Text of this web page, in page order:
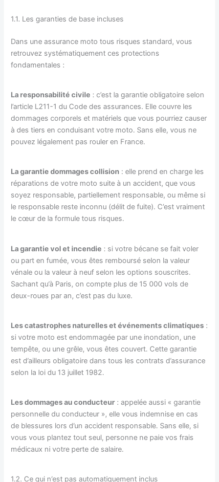
1.1. Les garanties de base incluses
Dans une assurance moto tous risques standard, vous
retrouvez systématiquement ces protections
fondamentales :
La responsabilité civile : c’est la garantie obligatoire selon
l’article L211-1 du Code des assurances. Elle couvre les
dommages corporels et matériels que vous pourriez causer
à des tiers en conduisant votre moto. Sans elle, vous ne
pouvez légalement pas rouler en France.
La garantie dommages collision : elle prend en charge les
réparations de votre moto suite à un accident, que vous
soyez responsable, partiellement responsable, ou même si
le responsable reste inconnu (délit de fuite). C’est vraiment
le cœur de la formule tous risques.
La garantie vol et incendie : si votre bécane se fait voler
ou part en fumée, vous êtes remboursé selon la valeur
vénale ou la valeur à neuf selon les options souscrites.
Sachant qu’à Paris, on compte plus de 15 000 vols de
deux-roues par an, c’est pas du luxe.
Les catastrophes naturelles et événements climatiques :
si votre moto est endommagée par une inondation, une
tempête, ou une grêle, vous êtes couvert. Cette garantie
est d’ailleurs obligatoire dans tous les contrats d’assurance
selon la loi du 13 juillet 1982.
Les dommages au conducteur : appelée aussi « garantie
personnelle du conducteur », elle vous indemnise en cas
de blessures lors d’un accident responsable. Sans elle, si
vous vous plantez tout seul, personne ne paie vos frais
médicaux ni votre perte de salaire.
1.2. Ce qui n’est pas automatiquement inclus